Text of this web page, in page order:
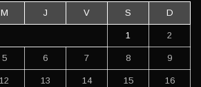
M J V S D
1 2
5 6 7 8 9
12 13 14 15 16